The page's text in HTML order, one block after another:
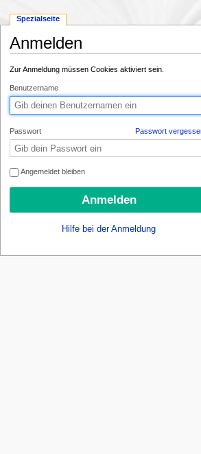
Anmelden
Zur Anmeldung müssen Cookies aktiviert sein.
Benutzername
Passwort Passwort
Angemeldet bleiben
Hilfe bei der Anmeldung
Spezialseite